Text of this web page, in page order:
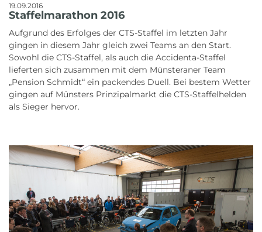
19.09.2016
Staffelmarathon 2016
Aufgrund des Erfolges der CTS-Staffel im letzten Jahr
gingen in diesem Jahr gleich zwei Teams an den Start.
Sowohl die CTS-Staffel, als auch die Accidenta-Staffel
lieferten sich zusammen mit dem Münsteraner Team
„Pension Schmidt“ ein packendes Duell. Bei bestem Wetter
gingen auf Münsters Prinzipalmarkt die CTS-Staffelhelden
als Sieger hervor.